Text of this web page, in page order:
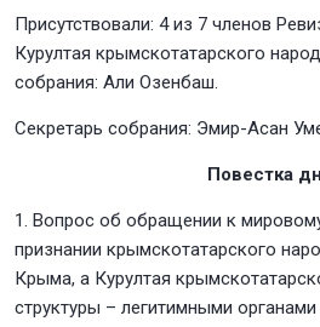
Присутствовали: 4 из 7 членов
Курултая крымскотатарского
собрания: Али Озенбаш.
Секретарь собрания: Эмир-Асан
Повестка
1. Вопрос об обращении к
признании крымскотатарского
Крыма, а Курултая
структуры – легитимными